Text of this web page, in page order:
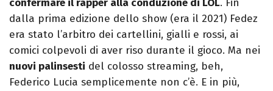
confermare il rapper alla conduzione di LOL. Fin
dalla prima edizione dello show (era il 2021) Fedez
era stato l’arbitro dei cartellini, gialli e rossi, ai
comici colpevoli di aver riso durante il gioco. Ma nei
nuovi palinsesti del colosso streaming, beh,
Federico Lucia semplicemente non c’è. E in più,